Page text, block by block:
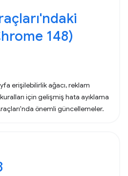
148)
erişilebilirlik ağacı, reklam
için gelişmiş hata ayıklama
önemli güncellemeler.